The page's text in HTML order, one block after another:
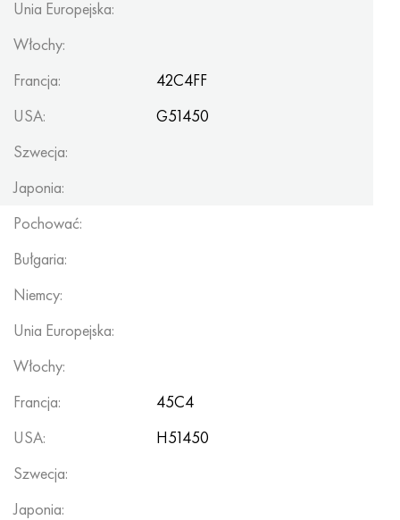
Unia Europejska:
Włochy:
Francja:
42C4FF
USA:
G51450
Szwecja:
Japonia:
Pochować:
Bułgaria:
Niemcy:
Unia Europejska:
Włochy:
Francja:
45C4
USA:
H51450
Szwecja:
Japonia: